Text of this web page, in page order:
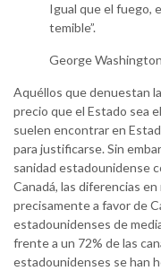
Igual que el fuego,
temible”.
George
Aquéllos que denuestan
precio que el Estado sea
suelen encontrar en
para justificarse. Sin
sanidad estadounidense
Canadá, las diferencias
precisamente a favor de
estadounidenses de
frente a un 72% de las
estadounidenses se han